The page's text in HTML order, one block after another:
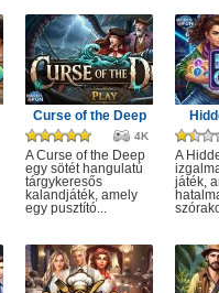
Curse of the Deep
4K
A Curse of the Deep
egy sötét hangulatú
tárgykeresős
kalandjáték, amely
egy pusztító...
A
játék,